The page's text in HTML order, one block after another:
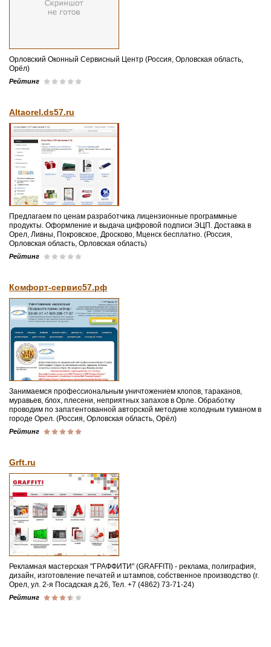
Орловский Оконный Сервисный Центр (Россия, Орловская область,
Орёл)
Рейтинг
Altaorel.ds57.ru
Предлагаем по ценам разработчика лицензионные программные
продукты. Оформление и выдача цифровой подписи ЭЦП. Доставка в
Орел, Ливны, Покровское, Дросково, Мценск бесплатно. (Россия,
Орловская область, Орловская область)
Рейтинг
Комфорт-сервис57.рф
Занимаемся профессиональным уничтожением клопов, тараканов,
муравьев, блох, плесени, неприятных запахов в Орле. Обработку
проводим по запатентованной авторской методике холодным туманом в
городе Орел. (Россия, Орловская область, Орёл)
Рейтинг
Grft.ru
Рекламная мастерская "ГРАФФИТИ" (GRAFFITI) - реклама, полиграфия,
дизайн, изготовление печатей и штампов, собственное производство (г.
Орел, ул. 2-я Посадская д.26, Тел. +7 (4862) 73-71-24)
Рейтинг